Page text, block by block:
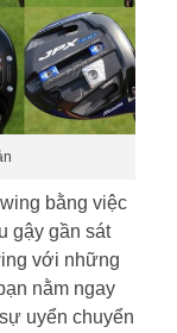
bằng việc
gậy gần sát
với những
nằm ngay
uyển chuyển